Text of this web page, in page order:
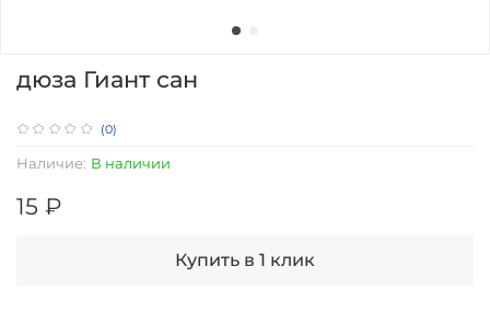
(0)
Наличие: В наличии
дюза Гиант сан
15 ₽
Купить в 1 клик